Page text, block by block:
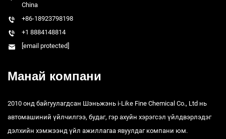
China
+86-18923798198
+1 8884148814
[email protected]
Манай компани
2010 онд байгуулагдсан Шэньжэнь i-Like Fine Chemical Co., Ltd нь
автомашиний үйлчилгээ, будаг, гэр ахуйн хэрэгсэл үйлдвэрлэдэг
дэлхийн хэмжээнд үйл ажиллагаа явуулдаг компани юм.